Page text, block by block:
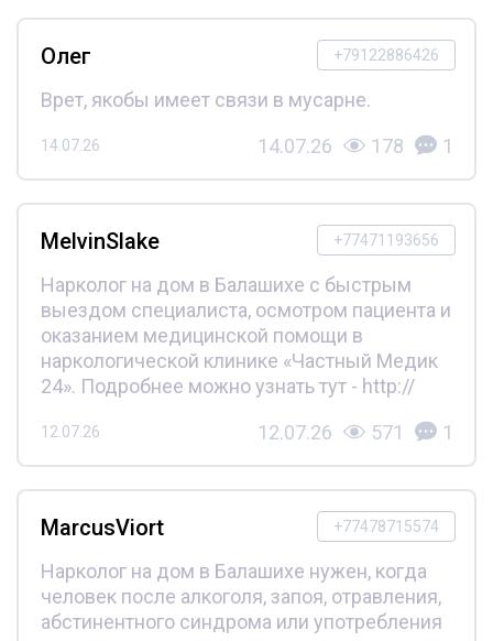
+79122886426
Олег
Врет, якобы имеет связи в мусарне.
14.07.26 14.07.26 178 1
+77471193656
MelvinSlake
Нарколог на дом в Балашихе с быстрым
выездом специалиста, осмотром пациента и
оказанием медицинской помощи в
наркологической клинике «Частный Медик
24». Подробнее можно узнать тут - http://
12.07.26 12.07.26 571 1
+77478715574
MarcusViort
Нарколог на дом в Балашихе нужен, когда
человек после алкоголя, запоя, отравления,
абстинентного синдрома или употребления